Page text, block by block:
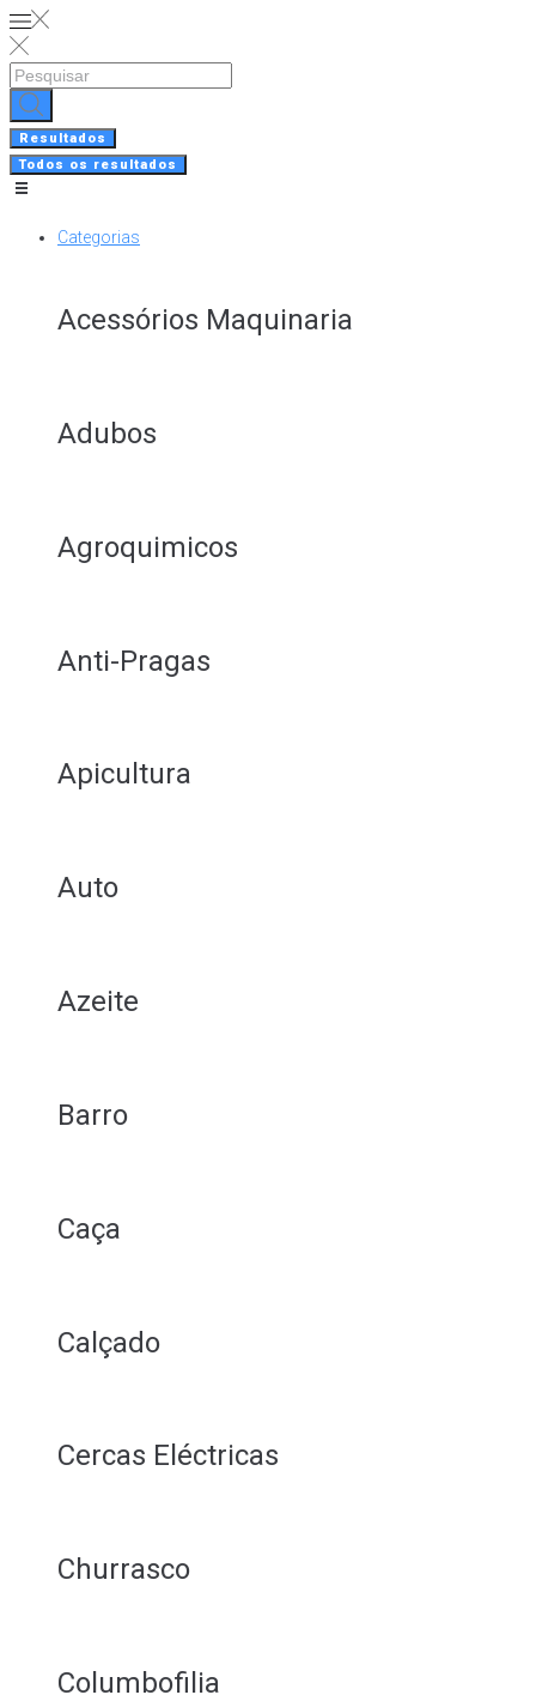
Skip
to
content
Search
Resultados
Todos os resultados
Categorias
Acessórios Maquinaria
Adubos
Agroquimicos
Anti-Pragas
Apicultura
Auto
Azeite
Barro
Caça
Calçado
Cercas Eléctricas
Churrasco
Columbofilia